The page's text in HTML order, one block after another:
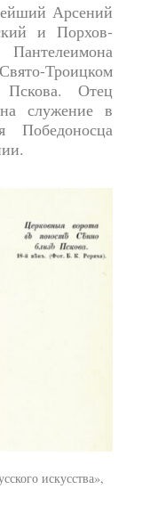
Ар­се­ний
и Пор­хов­
Троицком
Пскова. Отец
служение в
Победоносца
искусства»,